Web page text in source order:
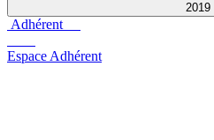
2019
Adhérent
Espace Adhérent